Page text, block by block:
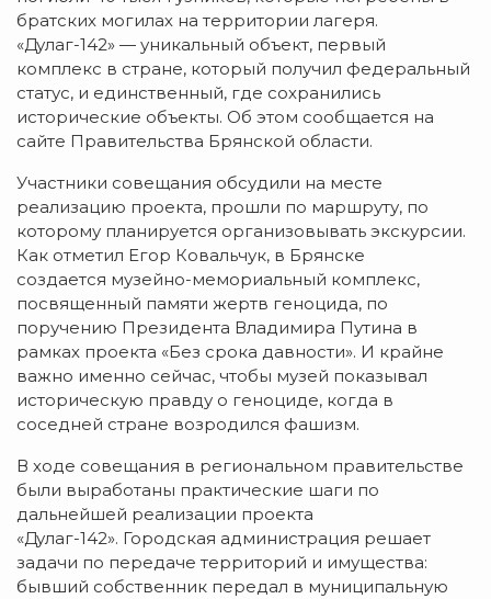
братских могилах на территории лагеря.
«Дулаг-142» — уникальный объект, первый
комплекс в стране, который получил федеральный
статус, и единственный, где сохранились
исторические объекты. Об этом сообщается на
сайте Правительства Брянской области.
Участники совещания обсудили на месте
реализацию проекта, прошли по маршруту, по
которому планируется организовывать экскурсии.
Как отметил Егор Ковальчук, в Брянске
создается музейно-мемориальный комплекс,
посвященный памяти жертв геноцида, по
поручению Президента Владимира Путина в
рамках проекта «Без срока давности». И крайне
важно именно сейчас, чтобы музей показывал
историческую правду о геноциде, когда в
соседней стране возродился фашизм.
В ходе совещания в региональном правительстве
были выработаны практические шаги по
дальнейшей реализации проекта
«Дулаг-142». Городская администрация решает
задачи по передаче территорий и имущества:
бывший собственник передал в муниципальную